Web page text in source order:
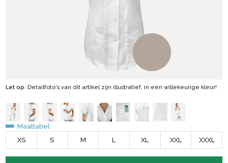
Let op: Detailfoto's van dit artikel zijn illustratief, in een willekeurige kleur!
Maattabel
XS
S M L XL XXL XXXL